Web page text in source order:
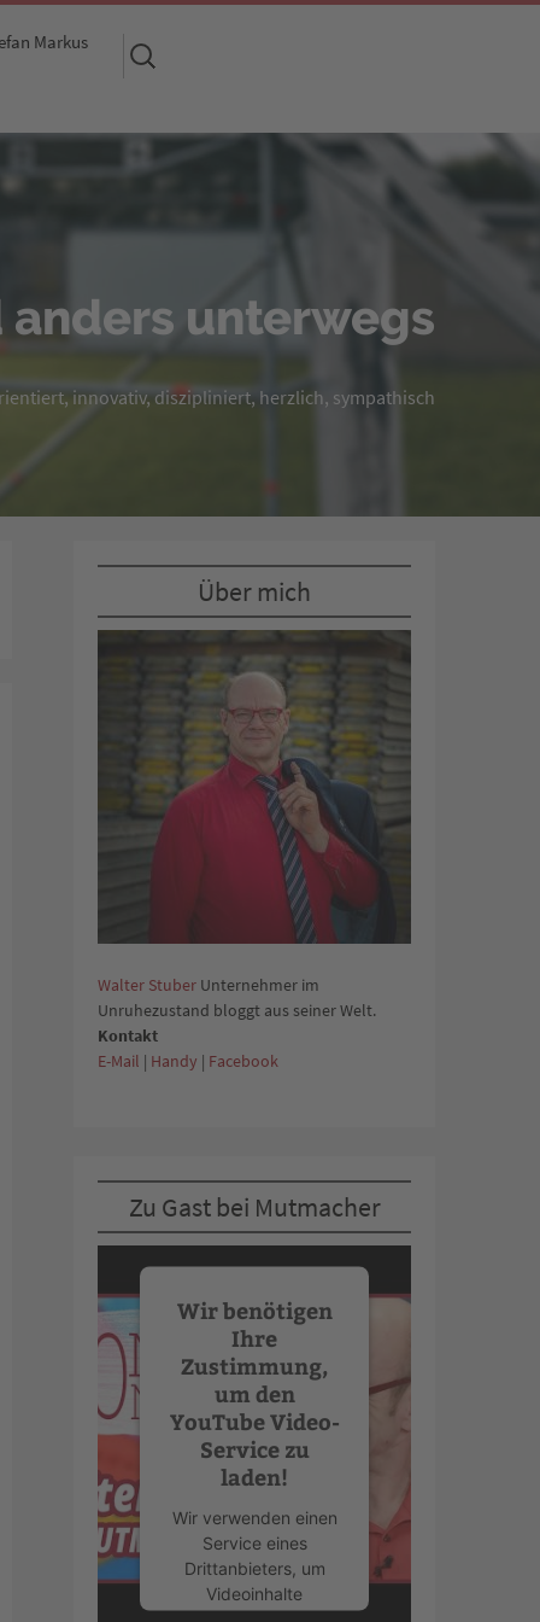
Markus
Suchen
nach:
anders unterwegs
innovativ, diszipliniert, herzlich, sympathisch
Über mich
Walter Stuber Unternehmer im
Unruhezustand bloggt aus seiner Welt.
Kontakt
E-Mail | Handy | Facebook
Zu Gast bei Mutmacher
Wir benötigen
Ihre
Zustimmung,
um den
YouTube Video-
Service zu
laden!
Wir verwenden einen
Service eines
Drittanbieters, um
Videoinhalte